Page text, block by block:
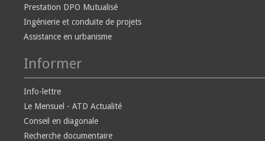
Prestation DPO Mutualisé
Ingénierie et conduite de projets
Assistance en urbanisme
Informer
Info-lettre
Le Mensuel - ATD Actualité
Conseil en diagonale
Recherche documentaire